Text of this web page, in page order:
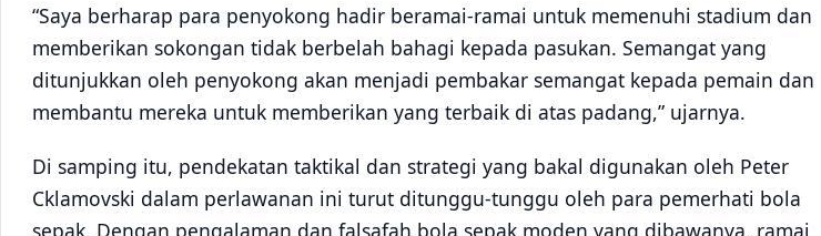
“Saya berharap para penyokong hadir beramai-ramai untuk memenuhi stadium dan
memberikan sokongan tidak berbelah bahagi kepada pasukan. Semangat yang
ditunjukkan oleh penyokong akan menjadi pembakar semangat kepada pemain dan
membantu mereka untuk memberikan yang terbaik di atas padang,” ujarnya.
Di samping itu, pendekatan taktikal dan strategi yang bakal digunakan oleh Peter
Cklamovski dalam perlawanan ini turut ditunggu-tunggu oleh para pemerhati bola
sepak. Dengan pengalaman dan falsafah bola sepak moden yang dibawanya, ramai